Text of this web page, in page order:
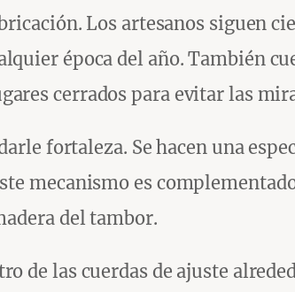
Los artesanos siguen
época del año. También
cerrados para evitar las
fortaleza. Se hacen una
mecanismo es
del tambor.
de las cuerdas de ajuste